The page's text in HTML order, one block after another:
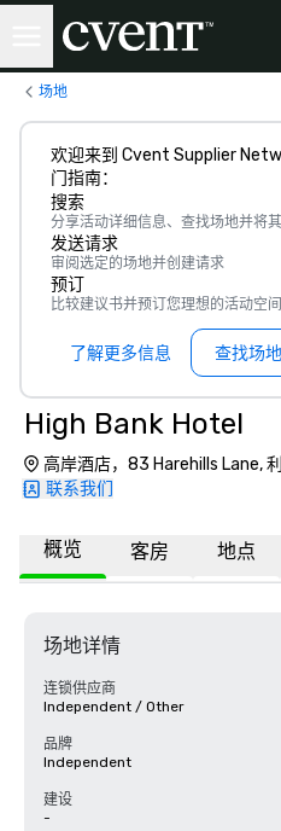
场地
欢迎来到 Cvent Supplier
门指南：
搜索
分享活动详细信息、查找场地并将
发送请求
审阅选定的场地并创建请求
预订
比较建议书并预订您理想的活动空间
了解更多信息 查找场地
High Bank Hotel
高岸酒店，83 Harehills Lane,
联系我们
概览 客房 地点
场地详情
连锁供应商
Independent / Other
品牌
Independent
建设
-